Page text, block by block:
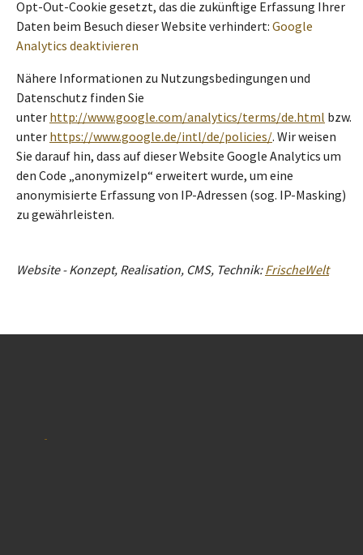
Opt-Out-Cookie gesetzt, das die zukünftige Erfassung Ihrer
Daten beim Besuch dieser Website verhindert: Google
Analytics deaktivieren
Nähere Informationen zu Nutzungsbedingungen und
Datenschutz finden Sie
unter http://www.google.com/analytics/terms/de.html bzw.
unter https://www.google.de/intl/de/policies/. Wir weisen
Sie darauf hin, dass auf dieser Website Google Analytics um
den Code „anonymizeIp“ erweitert wurde, um eine
anonymisierte Erfassung von IP-Adressen (sog. IP-Masking)
zu gewährleisten.
Website - Konzept, Realisation, CMS, Technik:FrischeWelt